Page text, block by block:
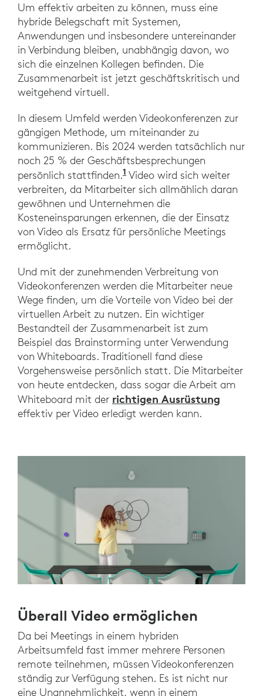
Um effektiv arbeiten zu können, muss eine
hybride Belegschaft mit Systemen,
Anwendungen und insbesondere untereinander
in Verbindung bleiben, unabhängig davon, wo
sich die einzelnen Kollegen befinden. Die
Zusammenarbeit ist jetzt geschäftskritisch und
weitgehend virtuell.
In diesem Umfeld werden Videokonferenzen zur
gängigen Methode, um miteinander zu
kommunizieren. Bis 2024 werden tatsächlich nur
noch 25 % der Geschäftsbesprechungen
persönlich stattfinden.1 Gartner sagt: „Die
Video wird sich weiter
verbreiten, da Mitarbeiter sich allmählich daran
gewöhnen und Unternehmen die
Kosteneinsparungen erkennen, die der Einsatz
von Video als Ersatz für persönliche Meetings
ermöglicht.
Und mit der zunehmenden Verbreitung von
Videokonferenzen werden die Mitarbeiter neue
Wege finden, um die Vorteile von Video bei der
virtuellen Arbeit zu nutzen. Ein wichtiger
Bestandteil der Zusammenarbeit ist zum
Beispiel das Brainstorming unter Verwendung
von Whiteboards. Traditionell fand diese
Vorgehensweise persönlich statt. Die Mitarbeiter
von heute entdecken, dass sogar die Arbeit am
Whiteboard mit der richtigen Ausrüstung
effektiv per Video erledigt werden kann.
Überall Video ermöglichen
Da bei Meetings in einem hybriden
Arbeitsumfeld fast immer mehrere Personen
remote teilnehmen, müssen Videokonferenzen
ständig zur Verfügung stehen. Es ist nicht nur
eine Unannehmlichkeit, wenn in einem